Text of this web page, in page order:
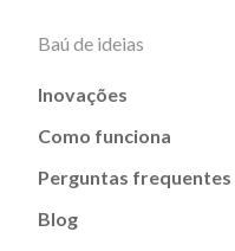
Baú de ideias
Inovações
Como funciona
Perguntas frequentes
Blog